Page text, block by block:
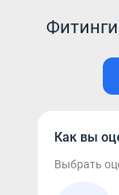
Как вы
Выбрать